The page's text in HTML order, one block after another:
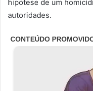
hipótese de um
autoridades.